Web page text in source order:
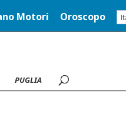
Motori Oroscopo
PUGLIA